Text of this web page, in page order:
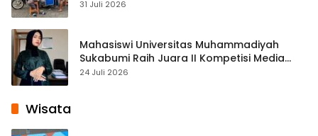
Cisaat
31 Juli 2026
Mahasiswi Universitas Muhammadiyah
Sukabumi Raih Juara II Kompetisi Media
Pembelajaran Digital Tingkat Internasional
24 Juli 2026
Wisata